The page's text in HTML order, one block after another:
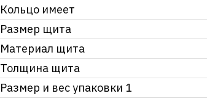
Кольцо имеет
Размер щита
Материал щита
Толщина щита
Размер и вес упаковки 1